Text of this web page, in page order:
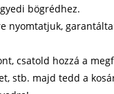
bögrédhez.
nyomtatjuk,
csatold hozzá a
stb. majd tedd a